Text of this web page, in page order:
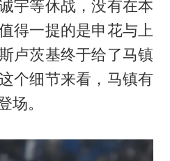
宇等休战，没有在本
得一提的是申花与上
卢茨基终于给了马镇
个细节来看，马镇有
场。